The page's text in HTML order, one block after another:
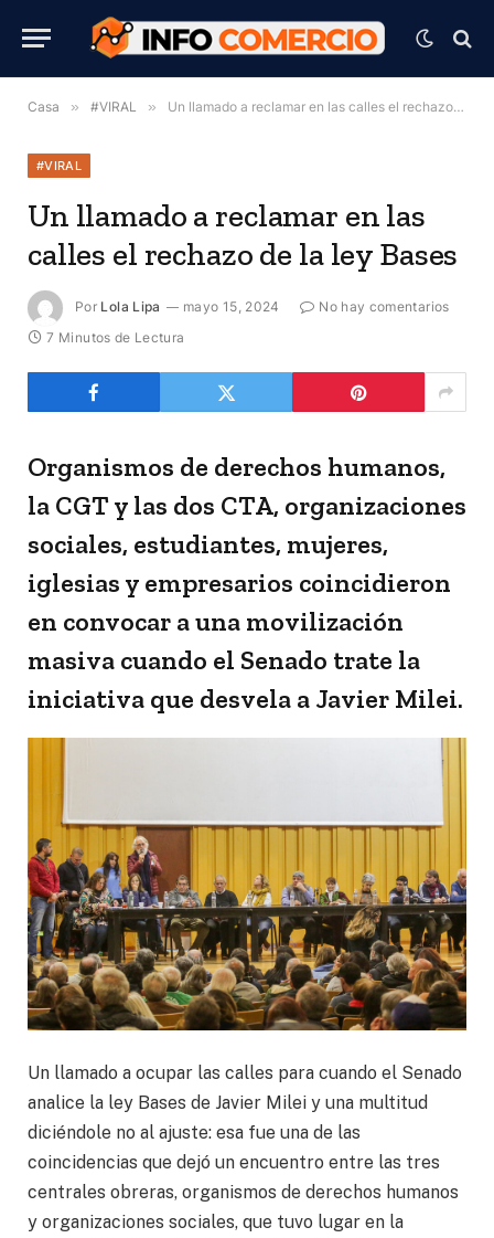
Casa » #VIRAL » Un llamado a reclamar en las calles el rechazo de la ley Bases
#VIRAL
Un llamado a reclamar en las
calles el rechazo de la ley Bases
Por Lola Lipa mayo 15, 2024
No hay comentarios
7 Minutos de Lectura
Organismos de derechos humanos,
la CGT y las dos CTA, organizaciones
sociales, estudiantes, mujeres,
iglesias y empresarios coincidieron
en convocar a una movilización
masiva cuando el Senado trate la
iniciativa que desvela a Javier Milei.
Un llamado a ocupar las calles para cuando el Senado
analice la ley Bases de Javier Milei y una multitud
diciéndole no al ajuste: esa fue una de las
coincidencias que dejó un encuentro entre las tres
centrales obreras, organismos de derechos humanos
y organizaciones sociales, que tuvo lugar en la